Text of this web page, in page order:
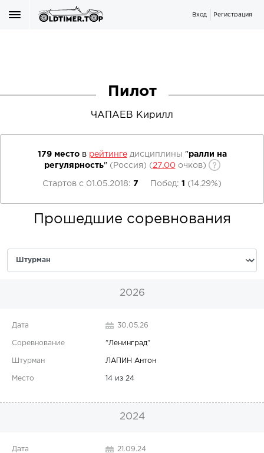
Вход Регистрация
Пилот
ЧАПАЕВ Кирилл
179 местов рейтинге дисциплины "ралли на
регулярность" (Россия) (27.00 очков)
Стартов с 01.05.2018: 7 Побед: 1 (14.29%)
Прошедшие соревнования
2026
30.05.26
"Ленинград"
ЛАПИН Антон
14 из 24
2024
21.09.24